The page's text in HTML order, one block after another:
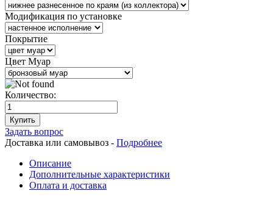
Модификация по установке
Покрытие
Цвет Муар
Количество:
Купить
Задать вопрос
Доставка или самовывоз - Подробнее
Описание
Дополнительные характеристики
Оплата и доставка